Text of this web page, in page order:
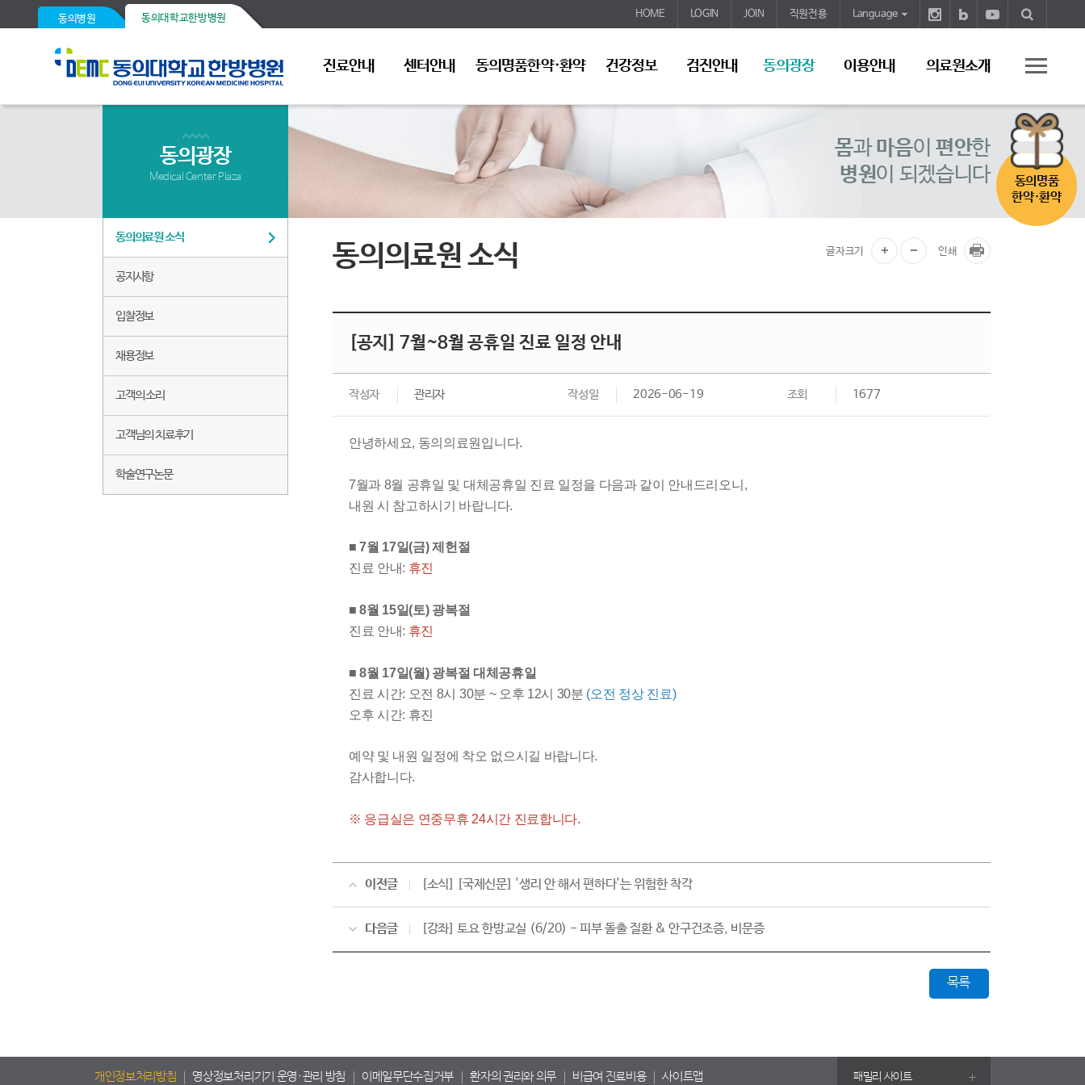
동의병원 동의대학교한방병원 HOME LOGIN JOIN 직원전용 Language
진료안내 센터안내 동의명품한약·환약 건강정보 검진안내 동의광장 이용안내 의료원소개
동의명품
한약·환약
몸과 마음이 편안한
병원이 되겠습니다
동의광장
Medical Center Plaza
동의의료원 소식
공지사항
입찰정보
채용정보
고객의 소리
고객님의 치료후기
학술연구논문
동의의료원 소식 글자크기 인쇄
[공지] 7월~8월 공휴일 진료 일정 안내
작성자 관리자 작성일 2026-06-19 조회 1677
안녕하세요, 동의의료원입니다.
7월과 8월 공휴일 및 대체공휴일 진료 일정을 다음과 같이 안내드리오니,
내원 시 참고하시기 바랍니다.
■ 7월 17일(금) 제헌절
진료 안내: 휴진
■ 8월 15일(토) 광복절
진료 안내: 휴진
■ 8월 17일(월) 광복절 대체공휴일
진료 시간: 오전 8시 30분 ~ 오후 12시 30분 (오전 정상 진료)
오후 시간: 휴진
예약 및 내원 일정에 착오 없으시길 바랍니다.
감사합니다.
※ 응급실은 연중무휴 24시간 진료합니다.
이전글 [소식] [국제신문] '생리 안 해서 편하다'는 위험한 착각
다음글 [강좌] 토요 한방교실 (6/20) - 피부 돌출 질환 & 안구건조증, 비문증
목록
개인정보처리방침 영상정보처리기기 운영·관리 방침 이메일무단수집거부 환자의 권리와 의무 비급여 진료비용 사이트맵 패밀리 사이트